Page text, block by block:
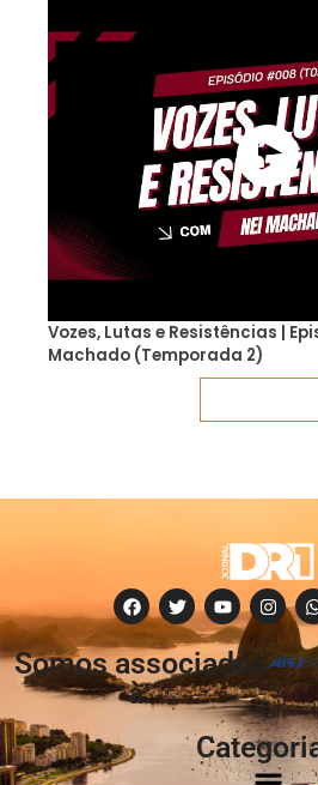
Vozes, Lutas e Resistências |
Machado (Temporada 2)
Somos associados
à: